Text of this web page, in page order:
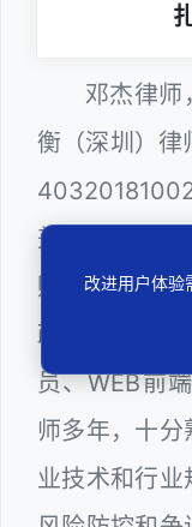
邓杰律师
衡（深圳）律
兼任深圳市
购评审专家
政府系统公
员、WEB前
师多年，十
业技术和行
改进用户体验